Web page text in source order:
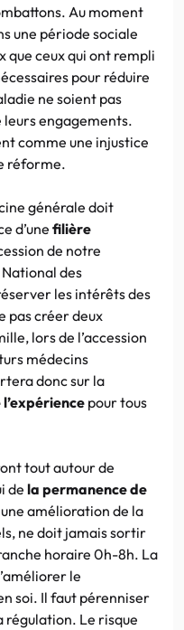
Au moment
une période sociale
ceux qui ont rempli
pour réduire
ne soient pas
engagements.
comme une injustice
réforme.
générale doit
d’une filière
de notre
des
les intérêts des
pas créer deux
lors de l’accession
médecins
donc sur la
pour tous
tout autour de
de la permanence de
amélioration de la
ne doit jamais sortir
horaire 0h-8h. La
le
soi. Il faut pérenniser
régulation. Le risque